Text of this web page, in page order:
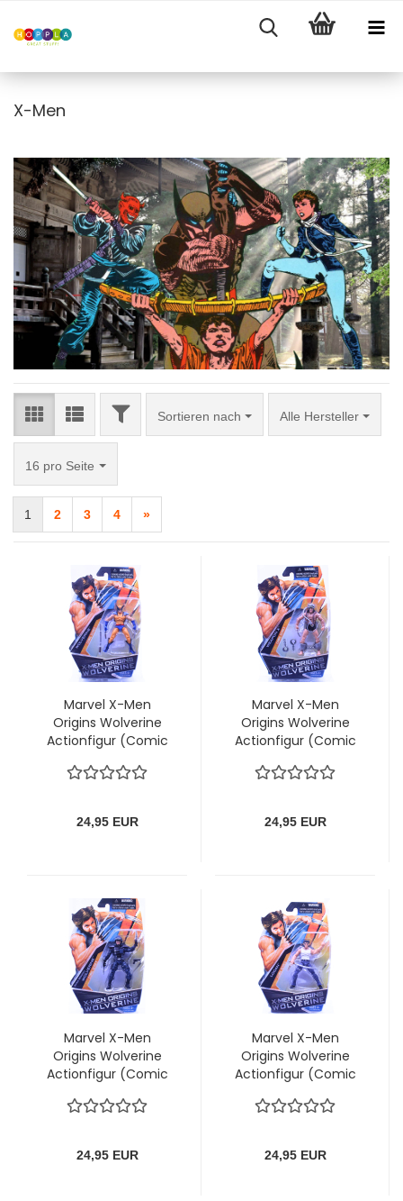
X-Men
FILTERSortieren nach
Sortieren nach Alle Hersteller
16 pro Seite
pro Seite
1 2 3 4 »
Marvel X-Men
Origins Wolverine
Actionfigur (Comic
(yellow outfit)
24,95 EUR
Marvel X-Men
Origins Wolverine
Actionfigur (Comic
24,95 EUR
Marvel X-Men
Origins Wolverine
Actionfigur (Comic
(Strike Mission)
24,95 EUR
Marvel X-Men
Origins Wolverine
Actionfigur (Comic
white shirt)
24,95 EUR